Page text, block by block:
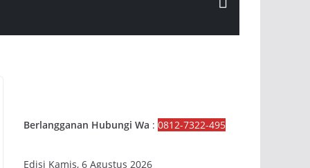
Berlangganan Hubungi Wa : 0812-7322-495
Edisi Kamis, 6 Agustus 2026